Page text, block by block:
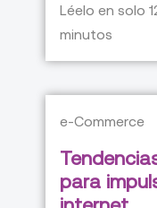
Léelo en solo
minutos
e-Commerce
para